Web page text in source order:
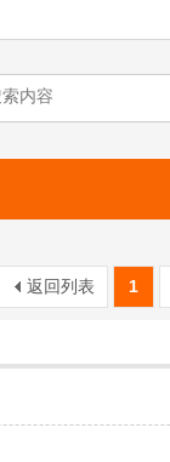
1
返回列表